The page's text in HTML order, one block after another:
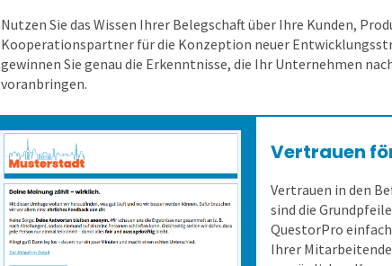
Nutzen Sie das Wissen Ihrer Belegschaft über Ihre Kunden,
Kooperationspartner für die Konzeption neuer
gewinnen Sie genau die Erkenntnisse, die Ihr Unternehmen
voranbringen.
Vertrauen
Vertrauen in den
sind die
QuestorPro
Ihrer